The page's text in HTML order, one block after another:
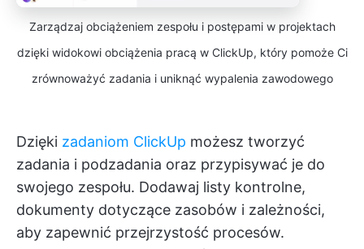
Zarządzaj obciążeniem zespołu i postępami w projektach
dzięki widokowi obciążenia pracą w ClickUp, który pomoże Ci
zrównoważyć zadania i uniknąć wypalenia zawodowego
Dzięki zadaniom ClickUp możesz tworzyć
zadania i podzadania oraz przypisywać je do
swojego zespołu. Dodawaj listy kontrolne,
dokumenty dotyczące zasobów i zależności,
aby zapewnić przejrzystość procesów.